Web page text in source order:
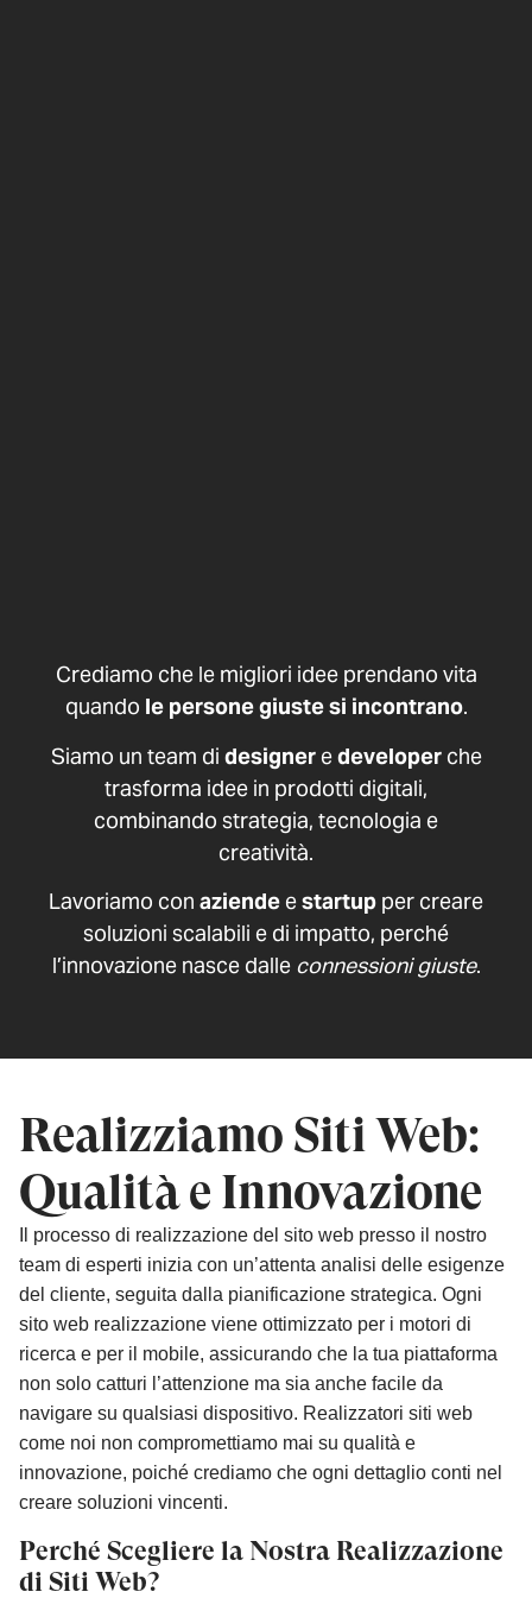
Crediamo che le migliori idee prendano vita
quando le persone giuste si incontrano.
Siamo un team di designeredeveloperche
trasforma idee in prodotti digitali,
combinando strategia, tecnologia e
creatività.
Lavoriamo con aziende estartup per creare
soluzioni scalabili e di impatto, perché
l’innovazione nasce dalle connessioni giuste.
Realizziamo Siti Web:
Qualità e Innovazione
Il processo di realizzazione del sito web presso il nostro
team di esperti inizia con un’attenta analisi delle esigenze
del cliente, seguita dalla pianificazione strategica. Ogni
sito web realizzazione viene ottimizzato per i motori di
ricerca e per il mobile, assicurando che la tua piattaforma
non solo catturi l’attenzione ma sia anche facile da
navigare su qualsiasi dispositivo. Realizzatori siti web
come noi non compromettiamo mai su qualità e
innovazione, poiché crediamo che ogni dettaglio conti nel
creare soluzioni vincenti.
Perché Scegliere la Nostra Realizzazione
di Siti Web?